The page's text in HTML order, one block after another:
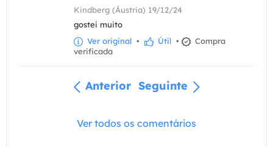
Kindberg (Áustria) 19/12/24
gostei muito
Ver original • Útil •
Compra
verificada
Anterior Seguinte
Ver todos os comentários